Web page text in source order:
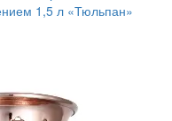
1,5 л «Тюльпан»